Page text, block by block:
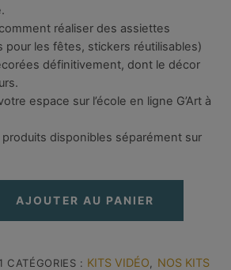
réaliser des assiettes
pour les fêtes, stickers réutilisables)
définitivement, dont le décor
espace sur l’école en ligne G’Art à
disponibles séparément sur
AJOUTER AU PANIER
CATÉGORIES : KITS VIDÉO NOS KITS